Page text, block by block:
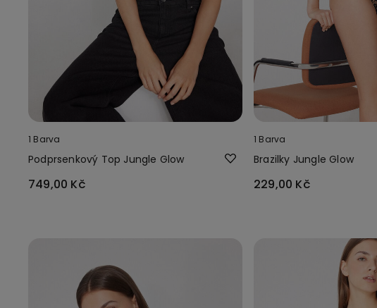
1 Barva
Podprsenkový Top Jungle Glow
749,00 Kč
1 Barva
Brazilky Jungle Glow
229,00 Kč